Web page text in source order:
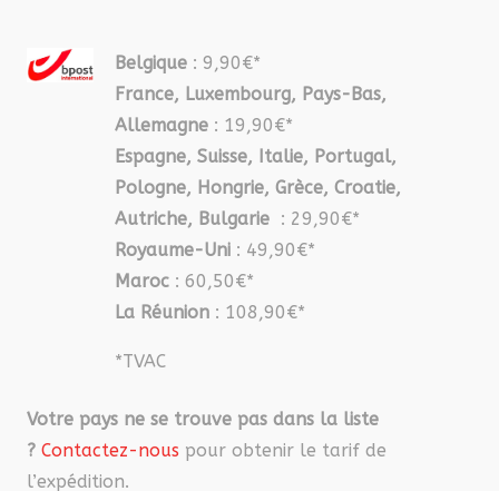
Belgique : 9,90€*
France, Luxembourg, Pays-Bas,
Allemagne : 19,90€*
Espagne, Suisse, Italie, Portugal,
Pologne, Hongrie, Grèce, Croatie,
Autriche, Bulgarie : 29,90€*
Royaume-Uni : 49,90€*
Maroc : 60,50€*
La Réunion : 108,90€*
*TVAC
Votre pays ne se trouve pas dans la liste
? Contactez-nous pour obtenir le tarif de
l’expédition.